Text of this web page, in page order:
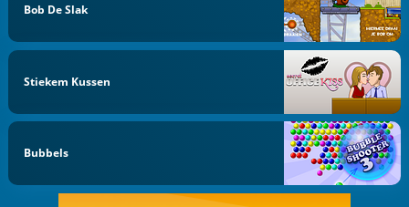
Bob De Slak
Stiekem Kussen
Bubbels